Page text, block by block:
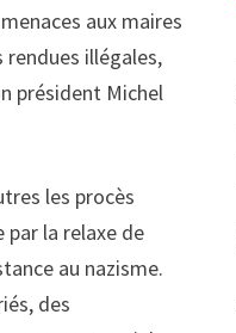
aux maires
illégales,
président Michel
les procès
la relaxe de
au nazisme.
des